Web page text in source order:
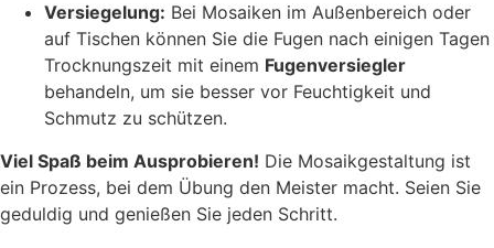
Versiegelung: Bei Mosaiken im Außenbereich oder
auf Tischen können Sie die Fugen nach einigen Tagen
Trocknungszeit mit einem Fugenversiegler
behandeln, um sie besser vor Feuchtigkeit und
Schmutz zu schützen.
Viel Spaß beim Ausprobieren! Die Mosaikgestaltung ist
ein Prozess, bei dem Übung den Meister macht. Seien Sie
geduldig und genießen Sie jeden Schritt.